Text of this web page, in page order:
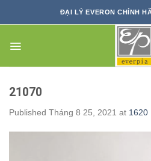
ĐẠI LÝ EVERON CHÍNH
21070
Published Tháng 8 25, 2021 at 1620